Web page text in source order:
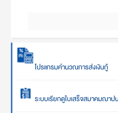
โปรแกรมคำนวณการส่งเงินกู้
ระบบเรียกดูใบเสร็จสมาคมฌาป